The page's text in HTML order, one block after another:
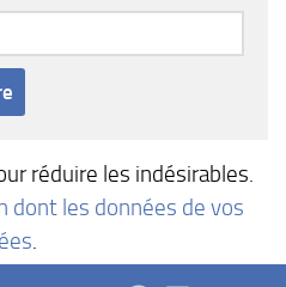
réduire les indésirables.
dont les données de vos
.